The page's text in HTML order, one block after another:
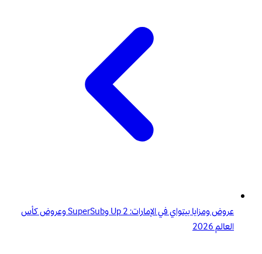
عروض ومزايا بيتواي في الإمارات: 2 Up وSuperSub وعروض كأس
العالم 2026